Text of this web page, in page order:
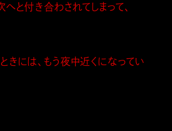
へと付き合わされてしまって、
きには、もう夜中近くになってい